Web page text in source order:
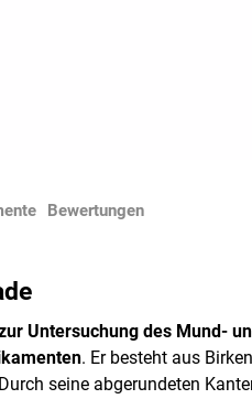
Bewertungen
Untersuchung des Mund-
. Er besteht aus
seine abgerundeten